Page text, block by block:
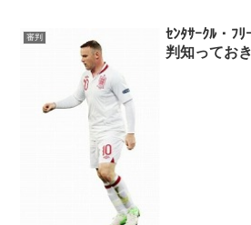
審判
ｾﾝﾀｻｰｸﾙ・ﾌ
判知ってお